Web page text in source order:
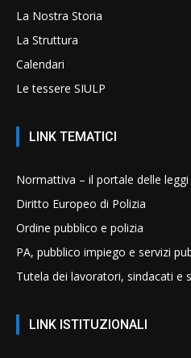
La Nostra Storia
La Struttura
Calendari
Le tessere SIULP
LINK TEMATICI
Normattiva – il portale delle leggi
Diritto Europeo di Polizia
Ordine pubblico e polizia
PA, pubblico impiego e servizi
Tutela dei lavoratori, sindacati e
LINK ISTITUZIONALI